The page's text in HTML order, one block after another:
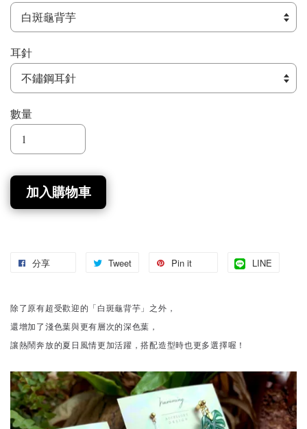
耳針
數量
加入購物車
分享 Tweet Pin it LINE
除了原有超受歡迎的「白斑龜背芋」之外，
還增加了淺色葉與更有層次的深色葉，
讓熱鬧奔放的夏日風情更加活躍，搭配造型時也更多選擇喔！